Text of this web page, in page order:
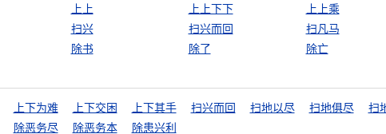
上上 上上下下
上上乘
扫兴 扫兴而回
扫凡马
除书 除了 除亡
上下为难 上下交困 上下其手 扫兴而回 扫地以尽 扫地俱尽
扫
除恶务尽 除恶务本 除患兴利